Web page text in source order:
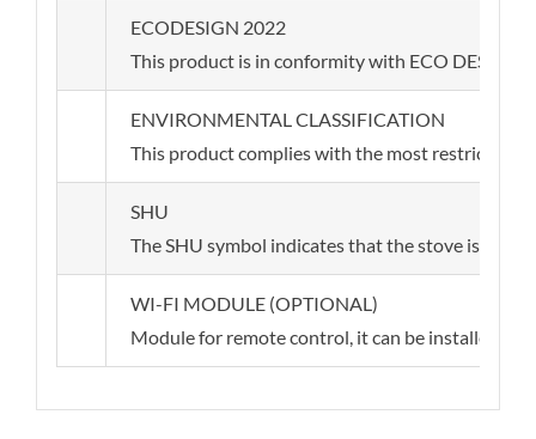
ECODESIGN 2022
This product is in conformity with ECO DESIGN
ENVIRONMENTAL CLASSIFICATION
This product complies with the most restrictive
SHU
The SHU symbol indicates that the stove is
WI-FI MODULE (OPTIONAL)
Module for remote control, it can be installed